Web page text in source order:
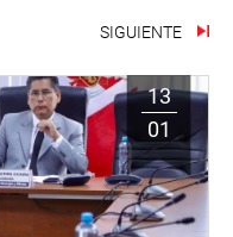
SIGUIENTE
13
01